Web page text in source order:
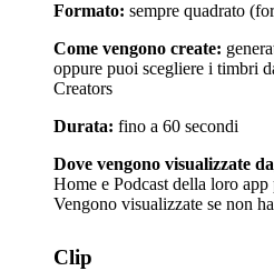
Formato: sempre quadrato
Come vengono create:
oppure puoi scegliere i timbri
Creators
Durata: fino a 60 secondi
Dove vengono visualizzate
Home e Podcast della loro
Vengono visualizzate se non
Clip